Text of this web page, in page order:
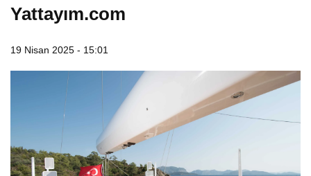
Yattayım.com
19 Nisan 2025 - 15:01